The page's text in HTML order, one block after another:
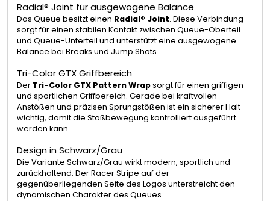
Radial® Joint für ausgewogene Balance
Das Queue besitzt einen Radial® Joint. Diese Verbindung
sorgt für einen stabilen Kontakt zwischen Queue-Oberteil
und Queue-Unterteil und unterstützt eine ausgewogene
Balance bei Breaks und Jump Shots.
Tri-Color GTX Griffbereich
Der Tri-Color GTX Pattern Wrapsorgt für einen griffigen
und sportlichen Griffbereich. Gerade bei kraftvollen
Anstößen und präzisen Sprungstößen ist ein sicherer Halt
wichtig, damit die Stoßbewegung kontrolliert ausgeführt
werden kann.
Design in Schwarz/Grau
Die Variante Schwarz/Grau wirkt modern, sportlich und
zurückhaltend. Der Racer Stripe auf der
gegenüberliegenden Seite des Logos unterstreicht den
dynamischen Charakter des Queues.